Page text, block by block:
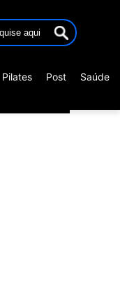
Pilates Post Saúde